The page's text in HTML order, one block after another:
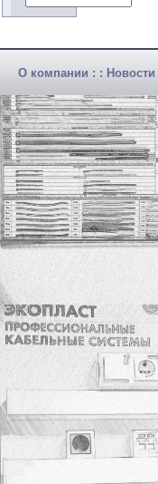
О компании : : Новости